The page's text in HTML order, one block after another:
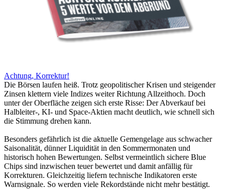
Achtung, Korrektur!
Die Börsen laufen heiß. Trotz geopolitischer Krisen und steigender
Zinsen klettern viele Indizes weiter Richtung Allzeithoch. Doch
unter der Oberfläche zeigen sich erste Risse: Der Abverkauf bei
Halbleiter-, KI- und Space-Aktien macht deutlich, wie schnell sich
die Stimmung drehen kann.
Besonders gefährlich ist die aktuelle Gemengelage aus schwacher
Saisonalität, dünner Liquidität in den Sommermonaten und
historisch hohen Bewertungen. Selbst vermeintlich sichere Blue
Chips sind inzwischen teuer bewertet und damit anfällig für
Korrekturen. Gleichzeitig liefern technische Indikatoren erste
Warnsignale. So werden viele Rekordstände nicht mehr bestätigt.